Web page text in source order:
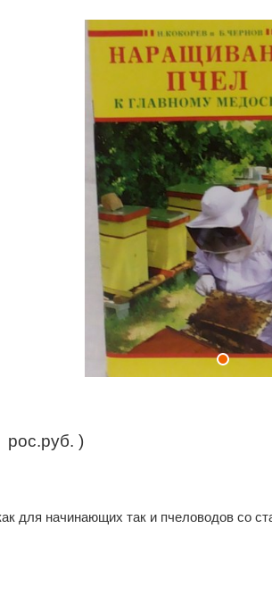
рос.руб. )
для начинающих так и пчеловодов со